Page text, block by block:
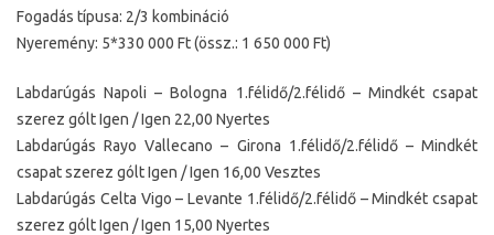
Fogadás típusa: 2/3 kombináció
Nyeremény: 5*330 000 Ft (össz.: 1 650 000 Ft)
Labdarúgás Napoli – Bologna 1.félidő/2.félidő – Mindkét csapat
szerez gólt Igen / Igen 22,00 Nyertes
Labdarúgás Rayo Vallecano – Girona 1.félidő/2.félidő – Mindkét
csapat szerez gólt Igen / Igen 16,00 Vesztes
Labdarúgás Celta Vigo – Levante 1.félidő/2.félidő – Mindkét csapat
szerez gólt Igen / Igen 15,00 Nyertes